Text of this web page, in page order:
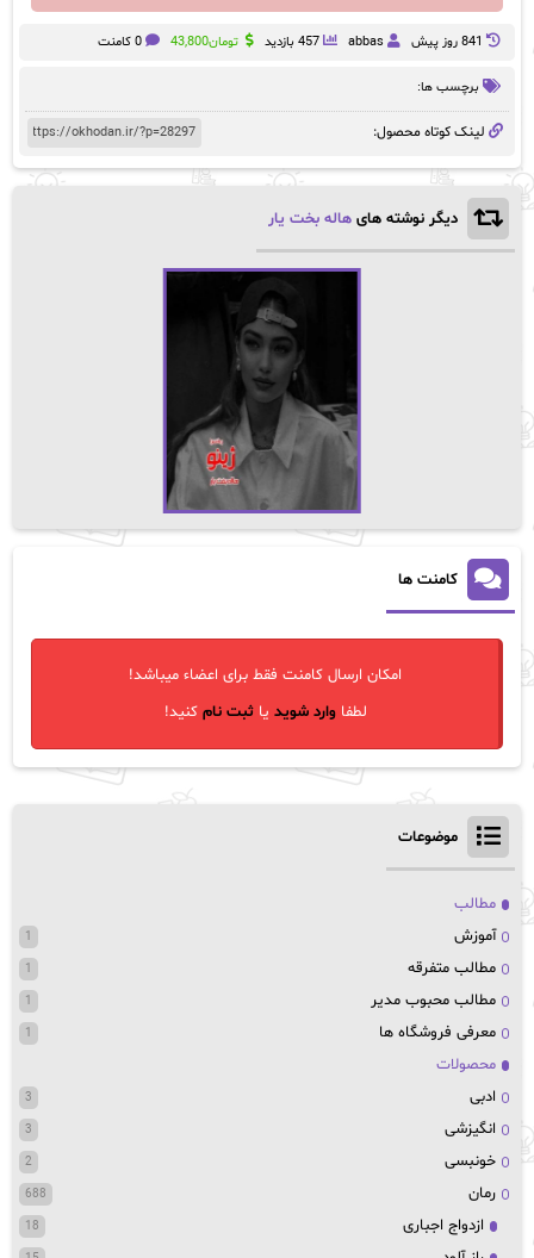
841 روز پيش abbas 457 بازدید تومان43,800 0 کامنت
برچسب ها:
لینک کوتاه محصول:
دیگر نوشته های هاله بخت یار
کامنت ها
امکان ارسال کامنت فقط برای اعضاء میباشد!
لطفاوارد شوید یاثبت نام کنید!
موضوعات
مطالب
آموزش
1
مطالب متفرقه 1
مطالب محبوب مدیر 1
معرفی فروشگاه ها 1
محصولات
ادبی
3
انگیزشی 3
خونبسی 2
رمان 688
ازدواج اجباری 18